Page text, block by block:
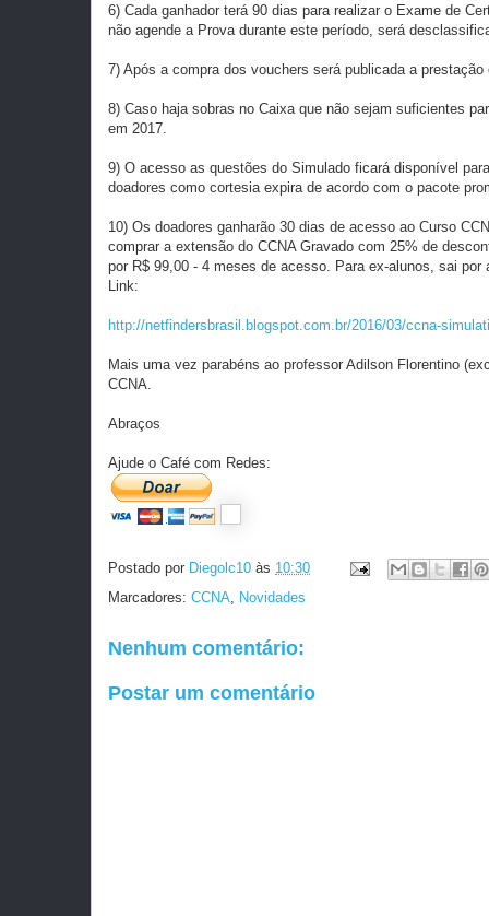
6) Cada ganhador terá 90 dias para realizar o Exame de
não agende a Prova durante este período, será
7) Após a compra dos vouchers será publicada a
8) Caso haja sobras no Caixa que não sejam suficientes
em 2017.
9) O acesso as questões do Simulado ficará disponível
doadores como cortesia expira de acordo com o pacote
10) Os doadores ganharão 30 dias de acesso ao Curso
comprar a extensão do CCNA Gravado com 25% de
por R$ 99,00 - 4 meses de acesso. Para ex-alunos, sai por
Link:
http://netfindersbrasil.blogspot.com.br/2016/03/ccna-
Mais uma vez parabéns ao professor Adilson Florentino
CCNA.
Abraços
Ajude o Café com Redes:
Postado por Diegolc10 às 10:30
Marcadores: CCNA, Novidades
Nenhum comentário:
Postar um comentário